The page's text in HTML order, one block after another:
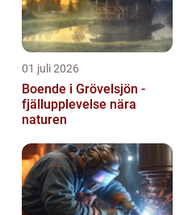
01 juli 2026
Boende i Grövelsjön -
fjällupplevelse nära
naturen